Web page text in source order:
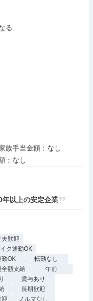
る
族手当金額：なし
以上の安定企業
夫歓迎
ク通勤OK
勤OK
転勤なし
全額支給
午前
賞与あり
長期歓迎
迎 ノルマなし